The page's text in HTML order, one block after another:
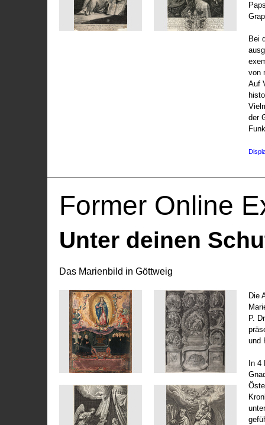
Bei
von
Auf
der
Former Online
Unter deinen
Das Marienbild in Göttweig
Die
P.
und
In 4